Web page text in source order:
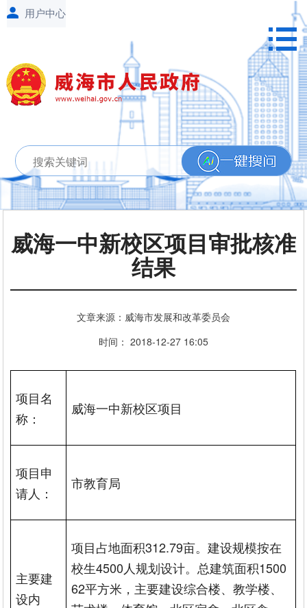
威海一中新校区项目审批核准
结果
文章来源：威海市发展和改革委员会
时间： 2018-12-27 16:05
项目名
称：
威海一中新校区项目
项目申
请人：
市教育局
主要建
设内
项目占地面积312.79亩。建设规模按在
校生4500人规划设计。总建筑面积1500
62平方米，主要建设综合楼、教学楼、